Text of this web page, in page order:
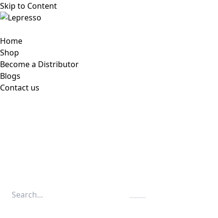
Skip to Content
Home
Shop
Become a Distributor
Blogs
Contact us